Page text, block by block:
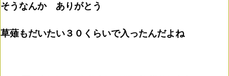
そうなんか ありがとう
草薙もだいたい３０くらいで入ったんだよね